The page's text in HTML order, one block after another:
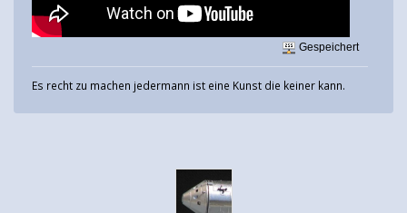
Gespeichert
Es recht zu machen jedermann ist eine Kunst die keiner kann.